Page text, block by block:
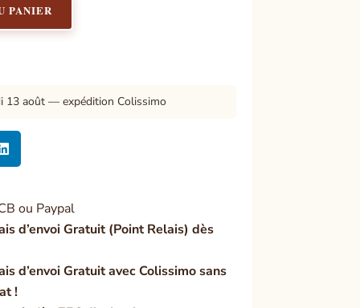
PANIER
13 août — expédition Colissimo
ou Paypal
d’envoi Gratuit (Point Relais) dès
d’envoi Gratuit avec Colissimo sans
!